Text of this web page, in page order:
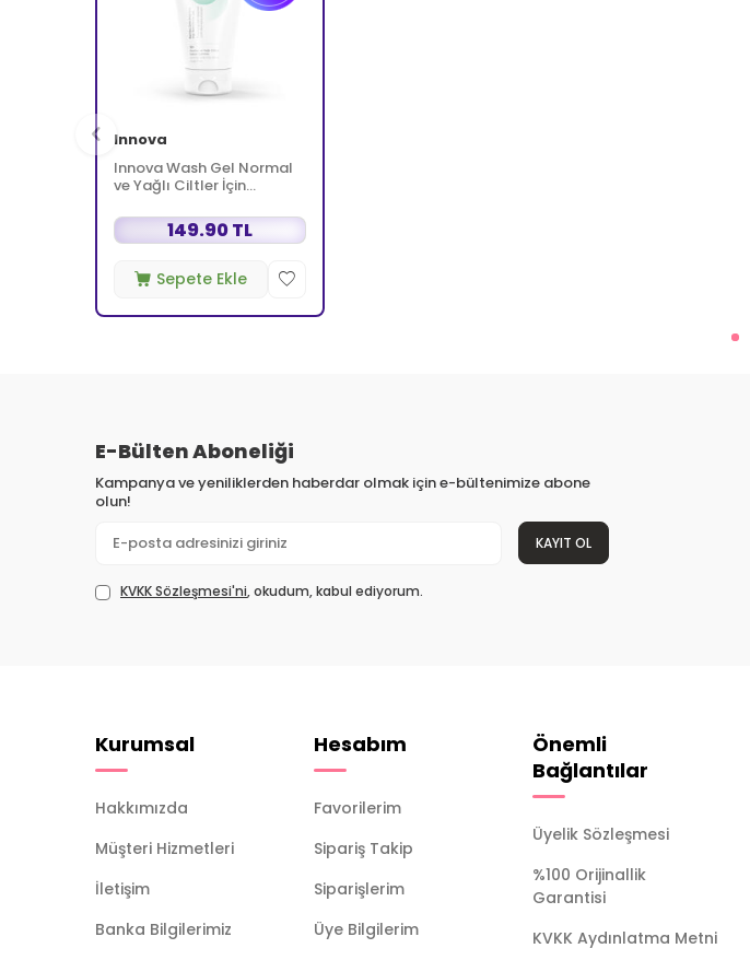
Innova
Innova Wash Gel Normal
ve Yağlı Ciltler İçin
150 ml 149.90 TL
Sepete Ekle
E-Bülten Aboneliği
Kampanya ve yeniliklerden haberdar olmak için e-bültenimize abone
olun!
KAYIT OL
KVKK Sözleşmesi'ni, okudum, kabul ediyorum.
Kurumsal
Hakkımızda
Müşteri Hizmetleri
İletişim
Banka Bilgilerimiz
Hesabım
Favorilerim
Sipariş Takip
Siparişlerim
Üye Bilgilerim
Önemli
Bağlantılar
Üyelik Sözleşmesi
%100 Orijinallik
Garantisi
KVKK Aydınlatma Metni